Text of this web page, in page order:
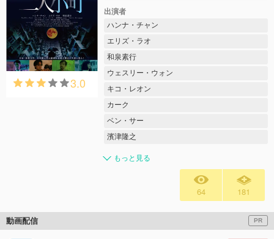
3.0
出演者
ハンナ・チャン
エリズ・ラオ
和泉素行
ウェスリー・ウォン
キコ・レオン
カーク
ベン・サー
濱津隆之
もっと見る
64 181
動画配信 PR